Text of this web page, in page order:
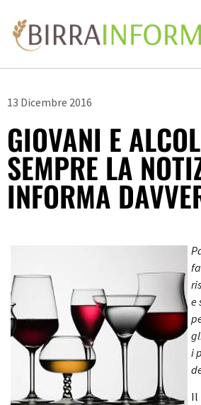
13 Dicembre 2016
GIOVANI E
SEMPRE LA
INFORMA
e
i
Il